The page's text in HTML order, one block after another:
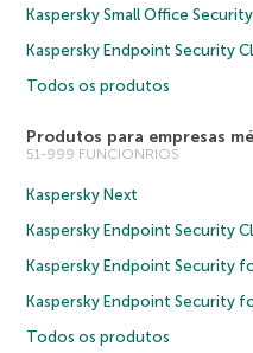
Kaspersky Small Office Security
Kaspersky Endpoint Security
Todos os produtos
Produtos para empresas
51-999 FUNCIONRIOS
Kaspersky Next
Kaspersky Endpoint Security
Kaspersky Endpoint Security
Kaspersky Endpoint Security
Todos os produtos